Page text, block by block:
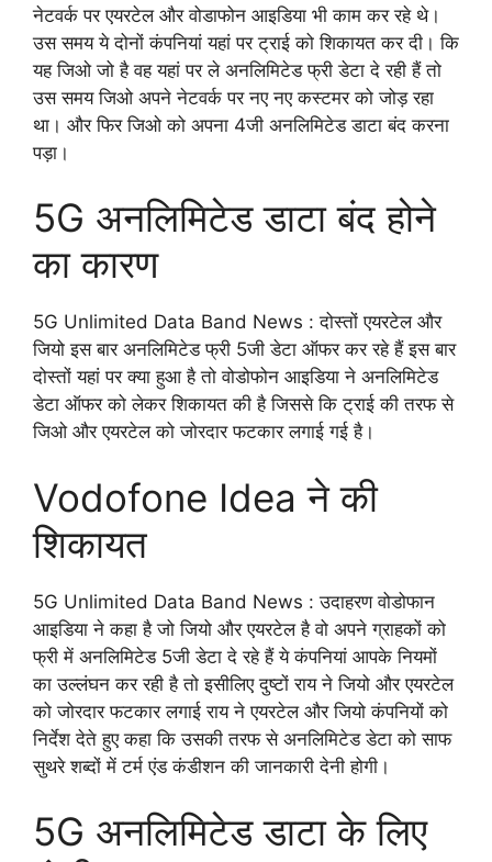
नेटवर्क पर एयरटेल और वोडाफोन आइडिया भी काम कर रहे थे।
उस समय ये दोनों कंपनियां यहां पर ट्राई को शिकायत कर दी। कि
यह जिओ जो है वह यहां पर ले अनलिमिटेड फ्री डेटा दे रही हैं तो
उस समय जिओ अपने नेटवर्क पर नए नए कस्टमर को जोड़ रहा
था। और फिर जिओ को अपना 4जी अनलिमिटेड डाटा बंद करना
पड़ा।
5G अनलिमिटेड डाटा बंद होने
का कारण
5G Unlimited Data Band News : दोस्तों एयरटेल और
जियो इस बार अनलिमिटेड फ्री 5जी डेटा ऑफर कर रहे हैं इस बार
दोस्तों यहां पर क्या हुआ है तो वोडोफोन आइडिया ने अनलिमिटेड
डेटा ऑफर को लेकर शिकायत की है जिससे कि ट्राई की तरफ से
जिओ और एयरटेल को जोरदार फटकार लगाई गई है।
Vodofone Idea ने की
शिकायत
5G Unlimited Data Band News : उदाहरण वोडोफान
आइडिया ने कहा है जो जियो और एयरटेल है वो अपने ग्राहकों को
फ्री में अनलिमिटेड 5जी डेटा दे रहे हैं ये कंपनियां आपके नियमों
का उल्लंघन कर रही है तो इसीलिए दुष्टों राय ने जियो और एयरटेल
को जोरदार फटकार लगाई राय ने एयरटेल और जियो कंपनियों को
निर्देश देते हुए कहा कि उसकी तरफ से अनलिमिटेड डेटा को साफ
सुथरे शब्दों में टर्म एंड कंडीशन की जानकारी देनी होगी।
5G अनलिमिटेड डाटा के लिए